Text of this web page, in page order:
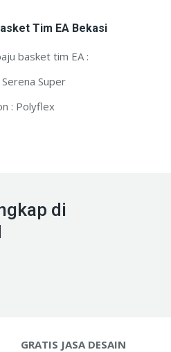
Tim EA Bekasi
basket tim EA :
Serena Super
: Polyflex
di
GRATIS JASA DESAIN